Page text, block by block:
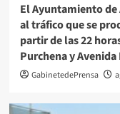
El Ayuntamiento
al tráfico que se
partir de las 22
Purchena y Avenida
GabinetedePrensa